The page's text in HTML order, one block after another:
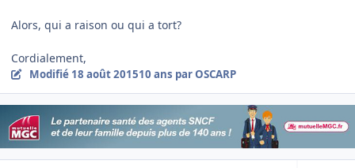
Alors, qui a raison ou qui a tort?
Cordialement,
Modifié 18 août 201510 ans par OSCARP